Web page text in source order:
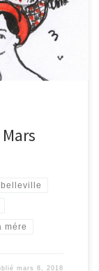
mots de mère,
mére
mars 8, 2018